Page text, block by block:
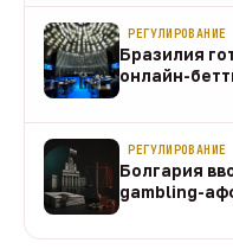
РЕГУЛИРОВАНИЕ
Бразилия
онлайн-
РЕГУЛИРОВАНИЕ
Болгария
gambling-